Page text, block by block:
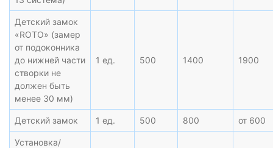
Детский замок
«ROTO» (замер
от подоконника
до нижней части
створки не
должен быть
менее 30 мм)
1 ед. 500 1400 1900
Детский замок 1 ед. 500 800 от 600
Установка/